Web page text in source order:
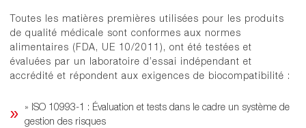
Toutes les matières premières utilisées pour les produits
de qualité médicale sont conformes aux normes
alimentaires (FDA, UE 10/2011), ont été testées et
évaluées par un laboratoire d’essai indépendant et
accrédité et répondent aux exigences de biocompatibilité :
» ISO 10993-1 : Évaluation et tests dans le cadre un système de
gestion des risques